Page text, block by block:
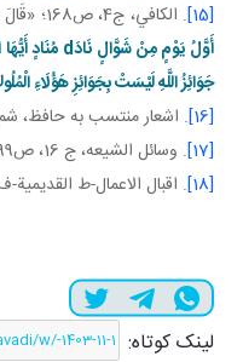
[15]
. الكافي، ج4، ص168؛ «قَالَ النَّبِيُّ صل الله عليه و آله و سلّم): إ
أَوَّلُ يَوْمٍ مِنْ شَوَّالٍ نَادَd مُنَادٍ
جَوَائِزُ اللَّهِ لَيْسَتْ بِجَوَائِزِ هَؤُلَاءِ
[16]
. اشعار منتسب به حافظ،
[17]
. وسائل الشيعه، ج 16، ص99.
[18]
. اقبال الاعمال-ط القديمية-ف ج2،
لینک کوتاه: